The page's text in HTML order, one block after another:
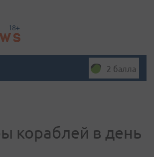
2 балла
кораблей в день